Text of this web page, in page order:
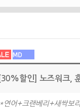
[30%할인] 노즈워크,
*연어+크랜베리+새싹보